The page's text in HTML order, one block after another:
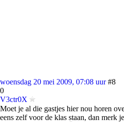
woensdag 20 mei 2009, 07:08 uur #8
0
V3ctr0X
Moet je al die gastjes hier nou horen
eens zelf voor de klas staan, dan merk